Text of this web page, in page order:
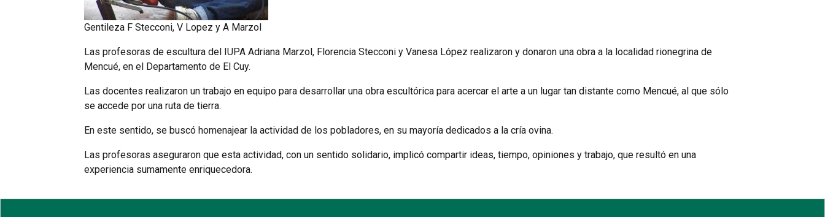
Gentileza F Stecconi, V Lopez y A Marzol
Las profesoras de escultura del IUPA Adriana Marzol, Florencia Stecconi y Vanesa López realizaron y donaron una obra a la localidad rionegrina de
Mencué, en el Departamento de El Cuy.
Las docentes realizaron un trabajo en equipo para desarrollar una obra escultórica para acercar el arte a un lugar tan distante como Mencué, al que sólo
se accede por una ruta de tierra.
En este sentido, se buscó homenajear la actividad de los pobladores, en su mayoría dedicados a la cría ovina.
Las profesoras aseguraron que esta actividad, con un sentido solidario, implicó compartir ideas, tiempo, opiniones y trabajo, que resultó en una
experiencia sumamente enriquecedora.